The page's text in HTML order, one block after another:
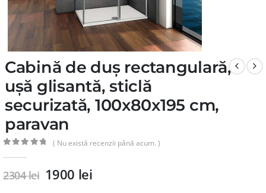
Cabină de duș rectangulară,
ușă glisantă, sticlă
securizată, 100x80x195 cm,
paravan
( Nu există recenzii până acum. )
2304lei 1900 lei